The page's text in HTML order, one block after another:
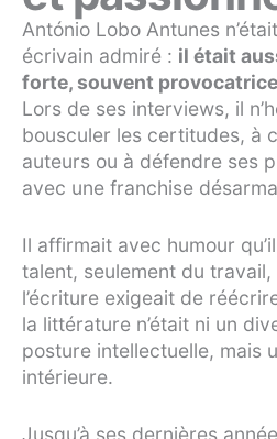
António Lobo Antunes
écrivain admiré : il était
forte, souvent
Lors de ses interviews, il
bousculer les certitudes, à
auteurs ou à défendre ses
avec une franchise
Il affirmait avec humour
talent, seulement du
l’écriture exigeait de
la littérature n’était ni un
posture intellectuelle, mais
intérieure.
Jusqu’à ses dernières